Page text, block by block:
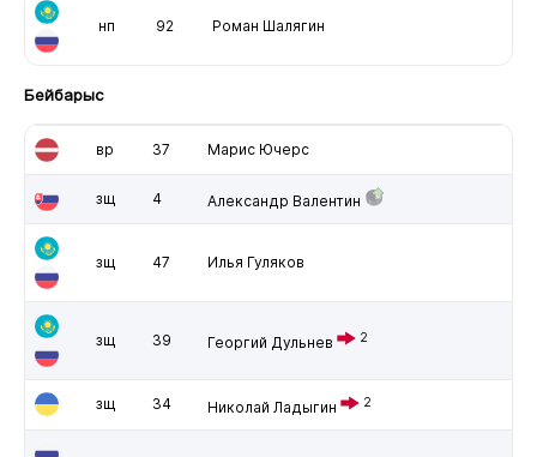
нп 92 Роман Шалягин
Бейбарыс
вр 37 Марис Ючерс
зщ 4 Александр Валентин
зщ 47 Илья Гуляков
зщ 39 Георгий Дульнев 2
зщ 34 Николай Ладыгин 2